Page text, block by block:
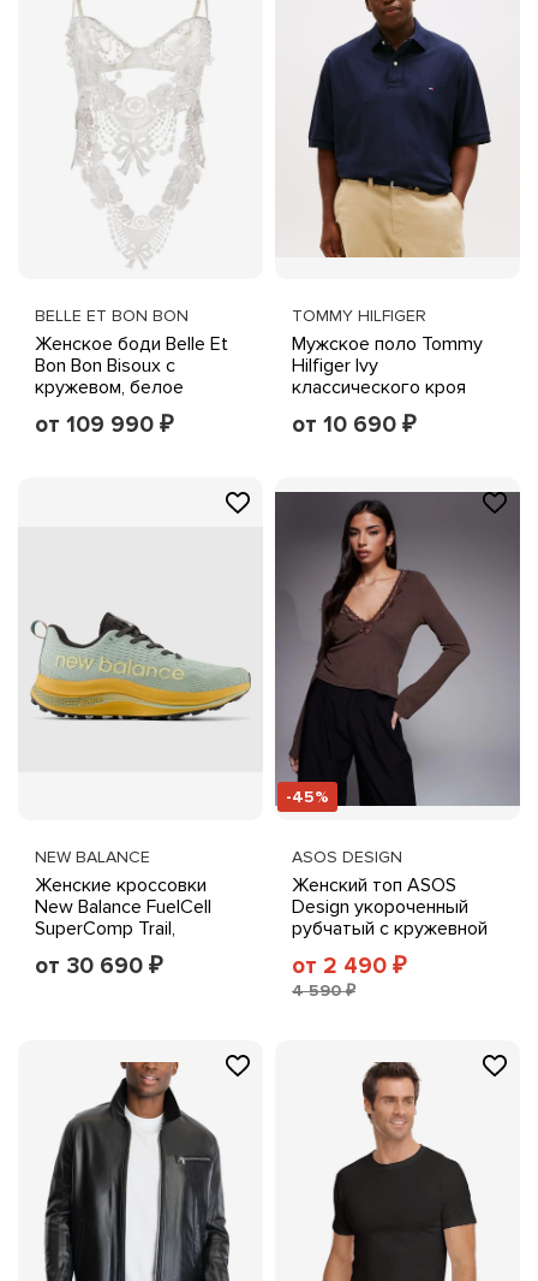
BELLE ET BON BON
Женское боди Belle Et
Bon Bon Bisoux с
кружевом, белое
от 109 990 ₽
TOMMY HILFIGER
Мужское поло Tommy
Hilfiger Ivy
классического кроя
для высоких и полных
от 10 690 ₽
NEW BALANCE
Женские кроссовки
New Balance FuelCell
SuperComp Trail,
глиняно-абрикосовые
от 30 690 ₽
-45%
ASOS DESIGN
Женский топ ASOS
Design укороченный
рубчатый с кружевной
отделкой, коричневый
от 2 490 ₽
4 590 ₽